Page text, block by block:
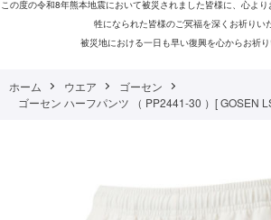
この度の令和8年熊本地震において被災されました皆様に、心よ
牲になられた皆様のご冥福を深くお祈りい
被災地における一日も早い復興を心からお祈り
ホーム ウエア
ゴーセン
ゴーセン ハーフパンツ （ PP2441-30 ）[ GOSEN